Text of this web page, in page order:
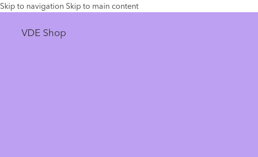
Skip to navigation Skip to main content
VDE Shop